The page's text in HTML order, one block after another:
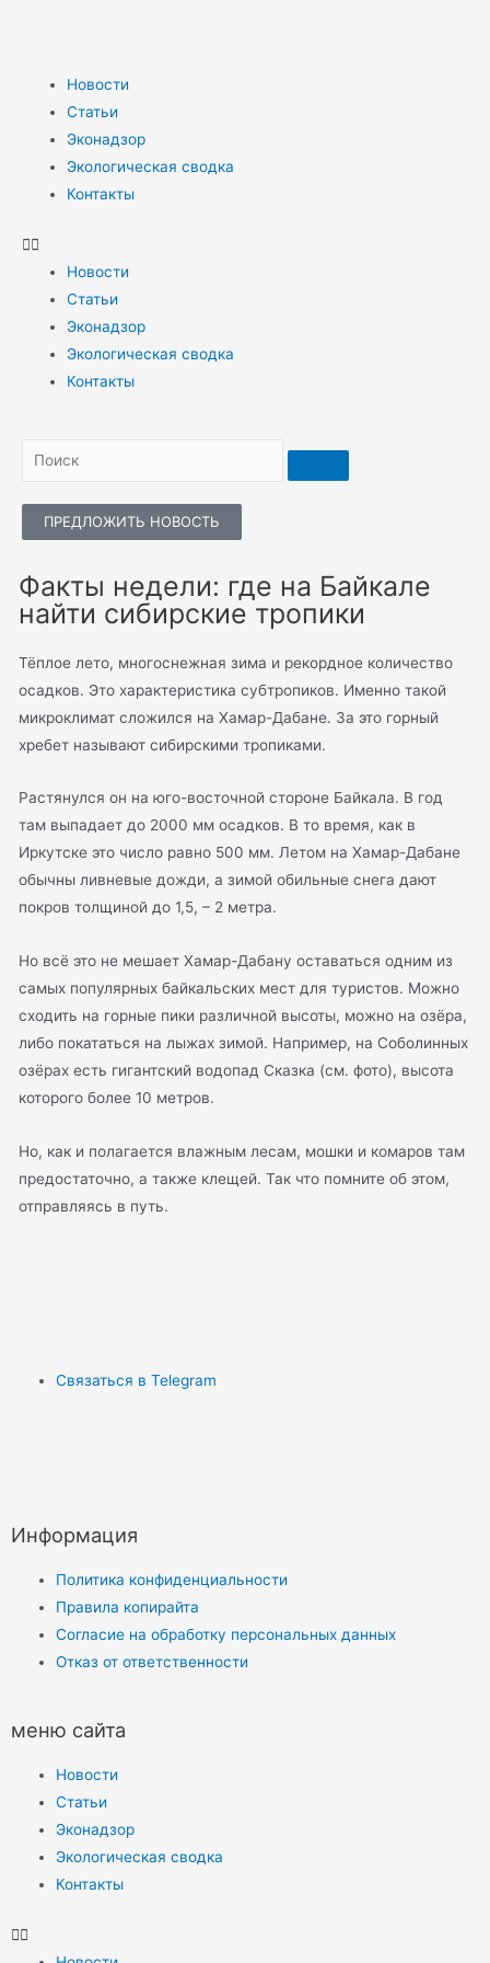
Новости
Статьи
Эконадзор
Экологическая сводка
Контакты
Новости
Статьи
Эконадзор
Экологическая сводка
Контакты
ПРЕДЛОЖИТЬ НОВОСТЬ
Факты недели: где на Байкале
найти сибирские тропики
Тёплое лето, многоснежная зима и рекордное количество
осадков. Это характеристика субтропиков. Именно такой
микроклимат сложился на Хамар-Дабане. За это горный
хребет называют сибирскими тропиками.
Растянулся он на юго-восточной стороне Байкала. В год
там выпадает до 2000 мм осадков. В то время, как в
Иркутске это число равно 500 мм. Летом на Хамар-Дабане
обычны ливневые дожди, а зимой обильные снега дают
покров толщиной до 1,5, – 2 метра.
Но всё это не мешает Хамар-Дабану оставаться одним из
самых популярных байкальских мест для туристов. Можно
сходить на горные пики различной высоты, можно на озёра,
либо покататься на лыжах зимой. Например, на Соболинных
озёрах есть гигантский водопад Сказка (см. фото), высота
которого более 10 метров.
Но, как и полагается влажным лесам, мошки и комаров там
предостаточно, а также клещей. Так что помните об этом,
отправляясь в путь.
Связаться в Telegram
Информация
Политика конфиденциальности
Правила копирайта
Согласие на обработку персональных данных
Отказ от ответственности
меню сайта
Новости
Статьи
Эконадзор
Экологическая сводка
Контакты